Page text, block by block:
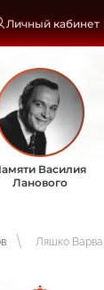
Личный кабинет
Василия
Ланового
Ляшко